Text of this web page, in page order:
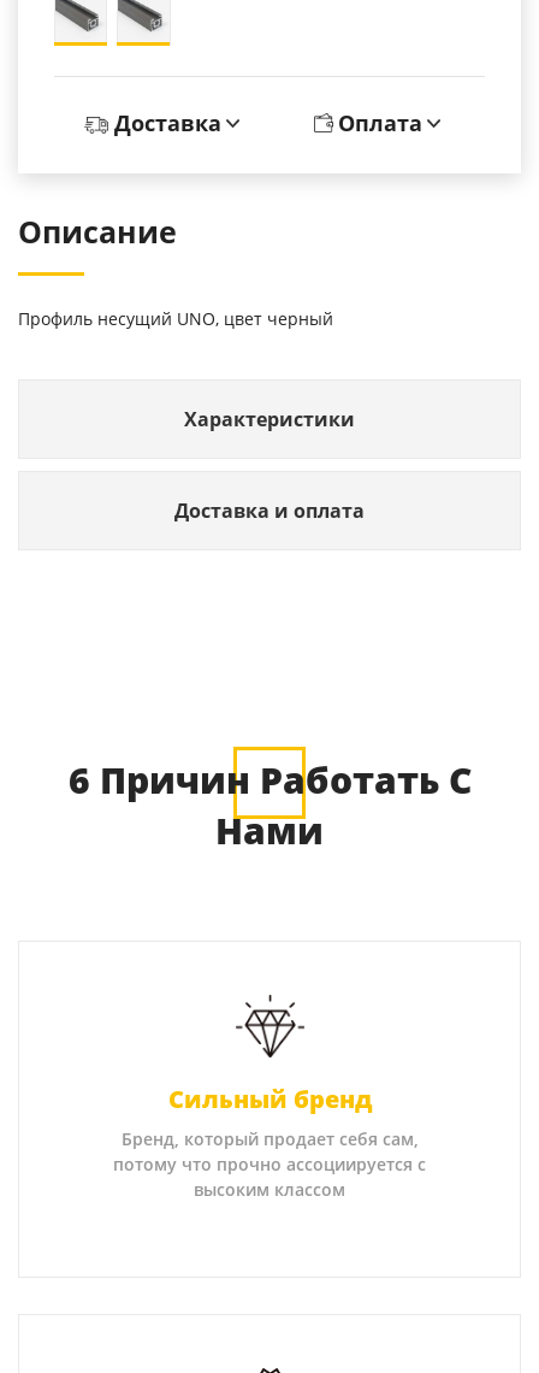
Доставка Оплата
Описание
Профиль несущий UNO, цвет черный
Характеристики
Доставка и оплата
6 Причин Работать С
Нами
Сильный бренд
Бренд, который продает себя сам,
потому что прочно ассоциируется с
высоким классом